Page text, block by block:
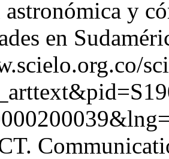
astronómica y
en